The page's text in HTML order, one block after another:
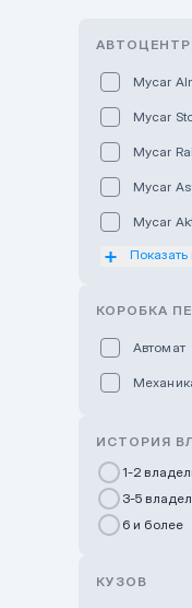
Mycar
Mycar
Mycar
Mycar
Mycar
Mycar
GWM
Chery
КОРОБКА
Автомат
ИСТОРИЯ
1-2
3-5
6 и более
КУЗОВ